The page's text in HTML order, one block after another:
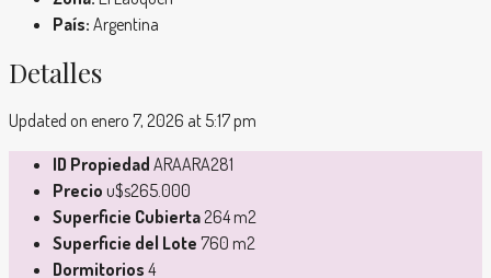
País: Argentina
Detalles
Updated on enero 7, 2026 at 5:17 pm
ID Propiedad ARAARA281
Precio u$s265.000
Superficie Cubierta264 m2
Superficie del Lote 760 m2
Dormitorios 4